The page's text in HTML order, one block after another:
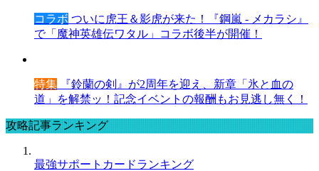
コラボ ついに虎王＆影虎が来た！『鋼嵐 - メカラシ』
で「魔神英雄伝ワタル」コラボ後半が開催！
特集 『鈴蘭の剣』が2周年を迎え、新章「氷と血の
道」を解禁ッ！記念イベントの報酬もお見逃し無く！
攻略記事ランキング
最強サポートカードランキング